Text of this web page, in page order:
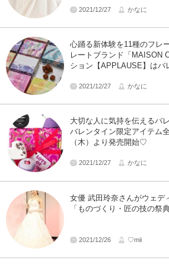
2021/12/27 かなに
心踊る新体験を11種のフレ
レートブランド「MAISON
ション【APPLAUSE】はバ
2021/12/27 かなに
大切な人に気持を伝えるバ
バレンタイン限定アイテム
（木）より発売開始♡
2021/12/27 かなに
女優 武田玲奈さんがウェ
「ものづくり・匠の技の祭
2021/12/26 ♡mii